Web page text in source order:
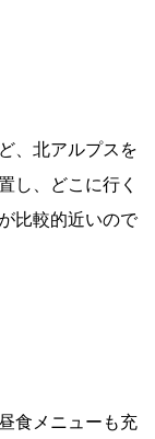
、北アルプスを
し、どこに行く
比較的近いので
食メニューも充